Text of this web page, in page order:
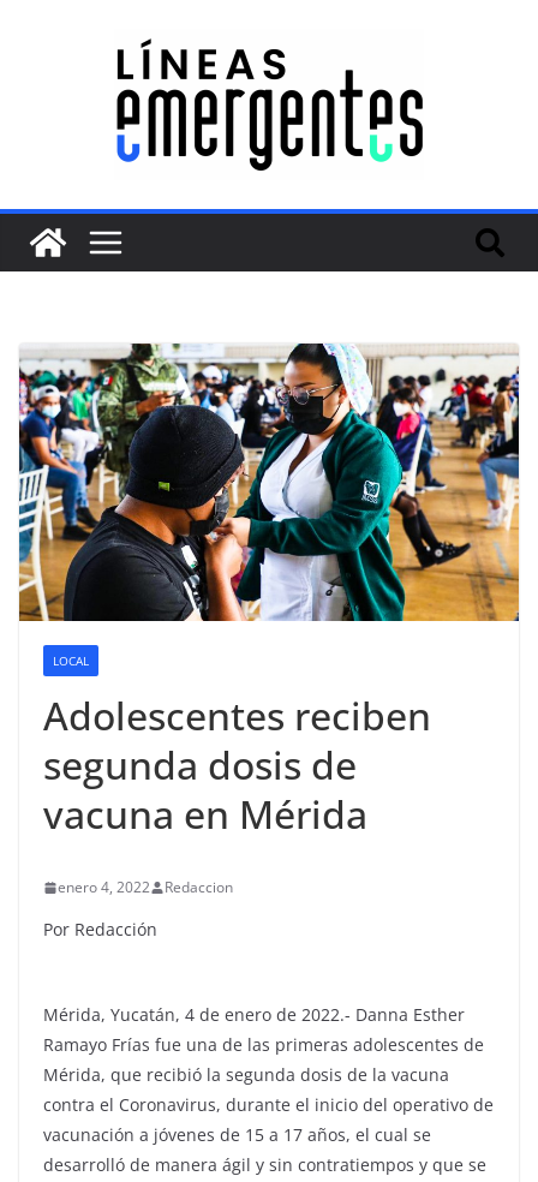
LOCAL
Adolescentes reciben
segunda dosis de
vacuna en Mérida
enero 4, 2022 Redaccion
Por Redacción
Mérida, Yucatán, 4 de enero de 2022.- Danna Esther
Ramayo Frías fue una de las primeras adolescentes de
Mérida, que recibió la segunda dosis de la vacuna
contra el Coronavirus, durante el inicio del operativo de
vacunación a jóvenes de 15 a 17 años, el cual se
desarrolló de manera ágil y sin contratiempos y que se